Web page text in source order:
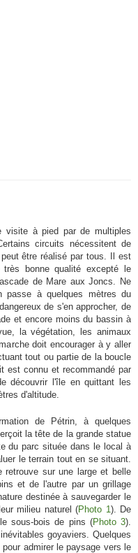
visite à pied par de multiples
circuits nécessitent de
être réalisé par tous. Il est
bonne qualité excepté le
de Mare aux Joncs. Ne
à quelques mètres du
de s'en approcher, de
et encore moins du bassin à
la végétation, les animaux
doit encourager à y aller
tout ou partie de la boucle
est connu et recommandé par
découvrir l'île en quittant les
d'altitude.
de Pétrin, à quelques
la tête de la grande statue
du parc située dans le local à
le terrain tout en se situant.
sur une large et belle
et de l'autre par un grillage
destinée à sauvegarder le
milieu naturel (Photo 1). De
sous-bois de pins (Photo 3).
goyaviers. Quelques
admirer le paysage vers le